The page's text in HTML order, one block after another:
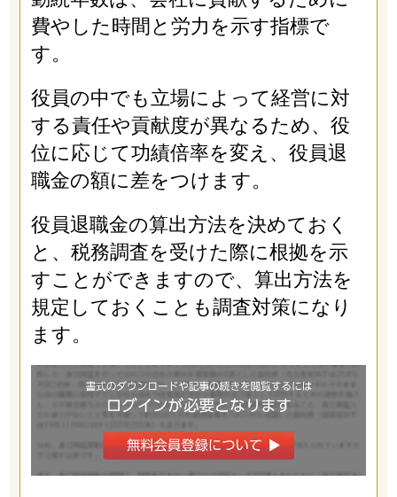
費やした時間と労力を示す指標で
す。
役員の中でも立場によって経営に対
する責任や貢献度が異なるため、役
位に応じて功績倍率を変え、役員退
職金の額に差をつけます。
役員退職金の算出方法を決めておく
と、税務調査を受けた際に根拠を示
すことができますので、算出方法を
規定しておくことも調査対策になり
ます。